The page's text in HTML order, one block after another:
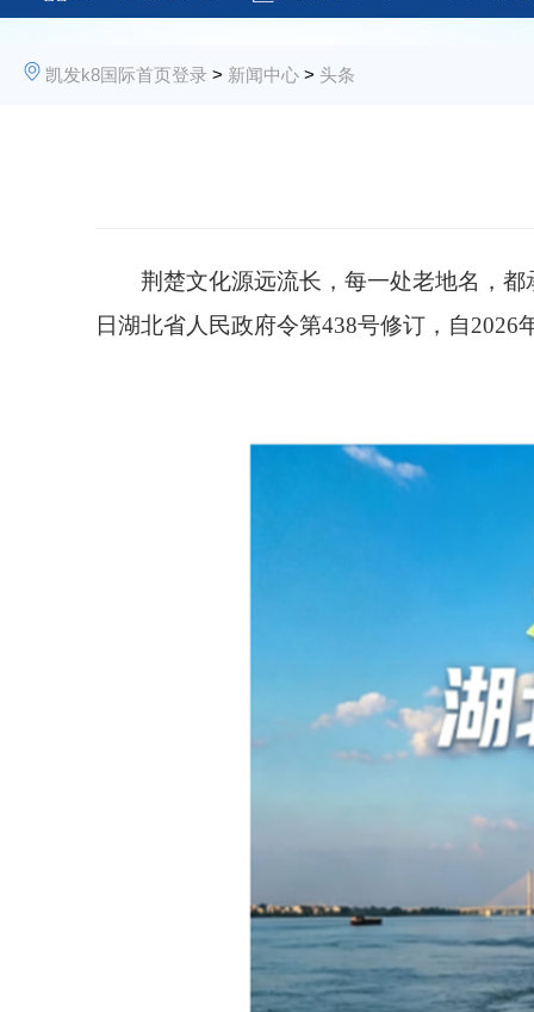
凯发k8国际首页登录 > 新闻中心 > 头条
荆楚文化源远流长 ， 每一处老地名， 都
日湖北省人民政府令第438号修订， 自2026